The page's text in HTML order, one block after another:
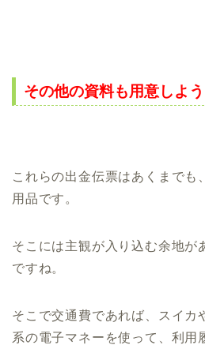
その他の資料も用意しよう
これらの出金伝票はあくまでも
用品です。
そこには主観が入り込む余地が
ですね。
そこで交通費であれば、スイカ
系の電子マネーを使って、利用